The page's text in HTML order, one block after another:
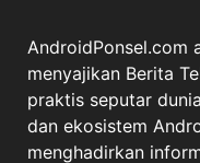
AndroidPonsel.com
menyajikan Berita
praktis seputar
dan ekosistem
menghadirkan